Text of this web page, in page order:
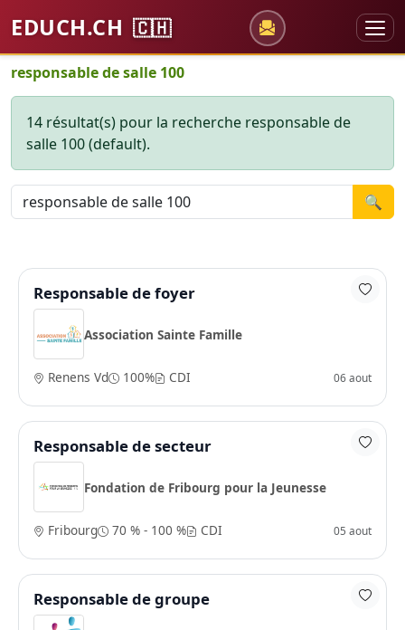
EDUCH.CH 🇨🇭
responsable de salle 100
14 résultat(s) pour la recherche responsable de
salle 100 (default).
🔍
Responsable de foyer
Association Sainte Famille
Renens Vd 100% CDI 06 aout
Responsable de secteur
Fondation de Fribourg pour la Jeunesse
Fribourg 70 % - 100 % CDI 05 aout
Responsable de groupe